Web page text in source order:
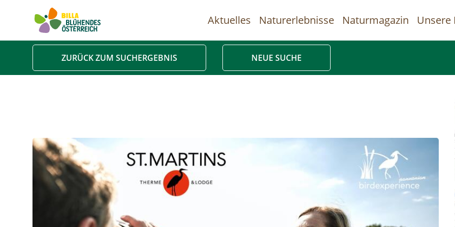
Hauptnavigation
Aktuelles Naturerlebnisse Naturmagazin Unsere
ZURÜCK ZUM SUCHERGEBNIS NEUE SUCHE